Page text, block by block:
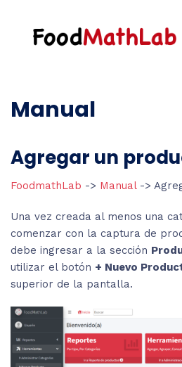
Manual
Agregar un
FoodmathLab -> Manual->
Una vez creada al menos una
comenzar con la captura de
debe ingresar a la sección
utilizar el botón + Nuevo
superior de la pantalla.